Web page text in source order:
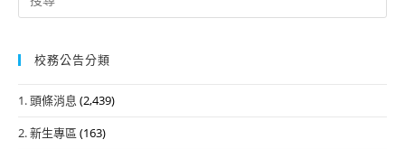
for:
校務公告分類
1. 頭條消息 (2,439)
2. 新生專區 (163)